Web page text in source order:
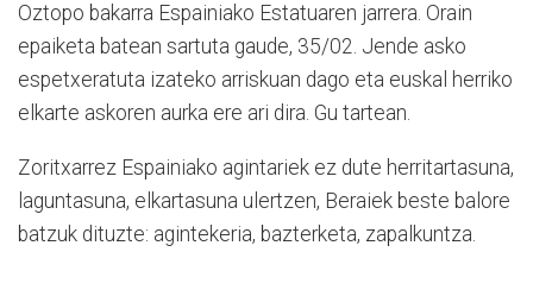
Oztopo bakarra Espainiako Estatuaren jarrera. Orain
epaiketa batean sartuta gaude, 35/02. Jende asko
espetxeratuta izateko arriskuan dago eta euskal herriko
elkarte askoren aurka ere ari dira. Gu tartean.
Zoritxarrez Espainiako agintariek ez dute herritartasuna,
laguntasuna, elkartasuna ulertzen, Beraiek beste balore
batzuk dituzte: agintekeria, bazterketa, zapalkuntza.